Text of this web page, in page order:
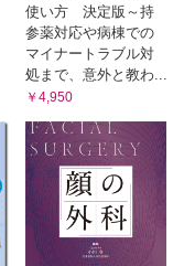
使い方 決定版～持
参薬対応や病棟での
マイナートラブル対
処まで、意外と教わ...
￥4,950